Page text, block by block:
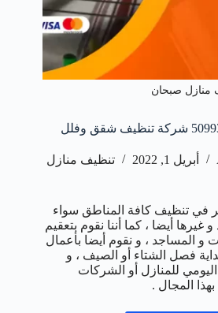
منازل صبحان
أبريل 1, 2022 تنظيف منازل
في تنظيف كافة المناطق سواء
غيرها أيضا ، كما أننا نقوم بتعقيم
و المساجد ، و نقوم أيضا بأعمال
فصل الشتاء أو الصيف ، و
للمنازل أو الشركات
المجال .